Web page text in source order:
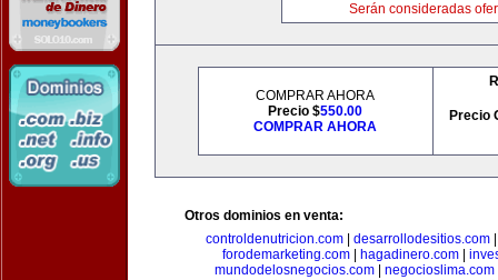
Serán consideradas
COMPRAR AHORA
Precio $550.00
COMPRAR AHORA
Precio
Otros dominios en venta:
controldenutricion.com
desarrollodesitios.com
forodemarketing.com| hagadinero.com|
mundodelosnegocios.com| negocioslima.com